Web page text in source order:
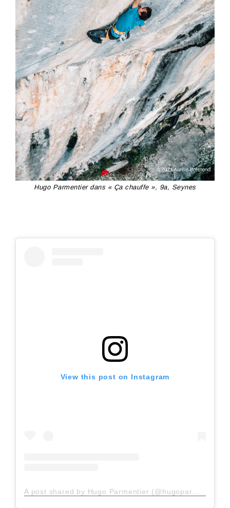
Hugo Parmentier dans « Ça chauffe », 9a, Seynes
View this post on Instagram
A post shared by Hugo Parmentier (@hugoparmentier)